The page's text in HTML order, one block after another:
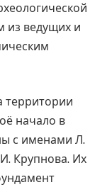
из ведущих и
территории
начало в
с именами Л.
Крупнова. Их